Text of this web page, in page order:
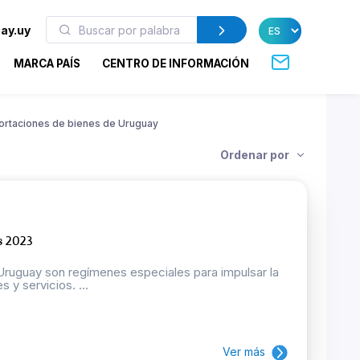
MARCA PAÍS CENTRO DE INFORMACIÓN
de bienes de Uruguay
Ordenar por
son regímenes especiales para impulsar la
y servicios. ...
Ver más